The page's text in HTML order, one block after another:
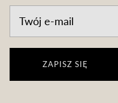
ZAPISZ SIĘ